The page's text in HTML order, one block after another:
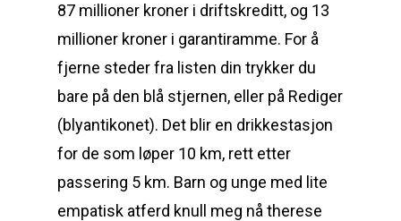
87 millioner kroner i driftskreditt, og 13
millioner kroner i garantiramme. For å
fjerne steder fra listen din trykker du
bare på den blå stjernen, eller på Rediger
(blyantikonet). Det blir en drikkestasjon
for de som løper 10 km, rett etter
passering 5 km. Barn og unge med lite
empatisk atferd knull meg nå therese